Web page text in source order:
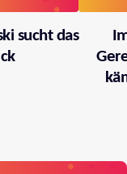
sucht das